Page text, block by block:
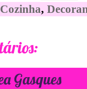
Cozinha,
Gasques